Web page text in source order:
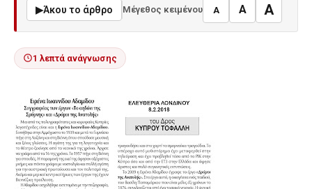
▶Άκου το άρθρο Μέγεθος κειμένου A A A
1 λεπτά ανάγνωσης